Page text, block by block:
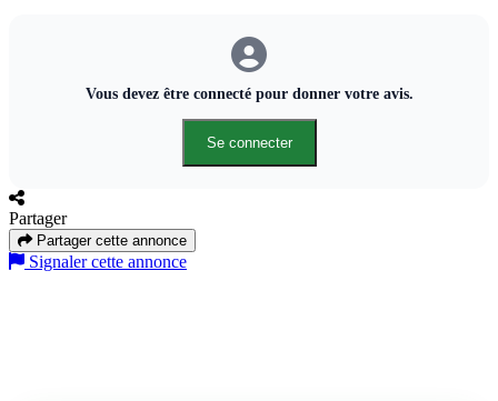
Vous devez être connecté pour donner votre avis.
Se connecter
Partager
Partager cette annonce
Signaler cette annonce